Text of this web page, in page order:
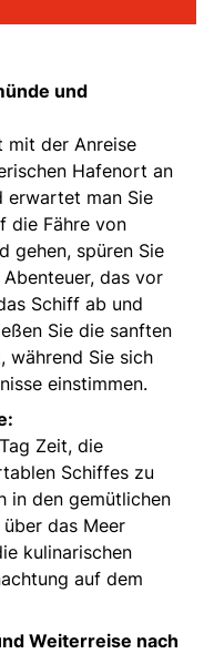
und
mit der Anreise
Hafenort an
erwartet man Sie
die Fähre von
gehen, spüren Sie
das vor
Schiff ab und
Sie die sanften
während Sie sich
einstimmen.
Zeit, die
Schiffes zu
in den gemütlichen
das Meer
kulinarischen
auf dem
Weiterreise nach